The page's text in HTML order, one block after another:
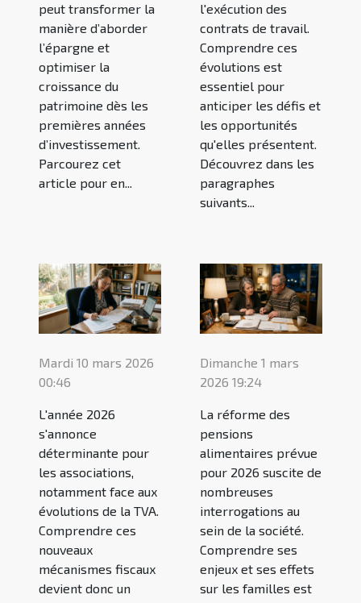
peut transformer la
manière d’aborder
l’épargne et
optimiser la
croissance du
patrimoine dès les
premières années
d’investissement.
Parcourez cet
article pour en...
l'exécution des
contrats de travail.
Comprendre ces
évolutions est
essentiel pour
anticiper les défis et
les opportunités
qu'elles présentent.
Découvrez dans les
paragraphes
suivants...
Mardi 10 mars 2026
00:46
L'année 2026
s'annonce
déterminante pour
les associations,
notamment face aux
évolutions de la TVA.
Comprendre ces
nouveaux
mécanismes fiscaux
devient donc un
Dimanche 1 mars
2026 19:24
La réforme des
pensions
alimentaires prévue
pour 2026 suscite de
nombreuses
interrogations au
sein de la société.
Comprendre ses
enjeux et ses effets
sur les familles est